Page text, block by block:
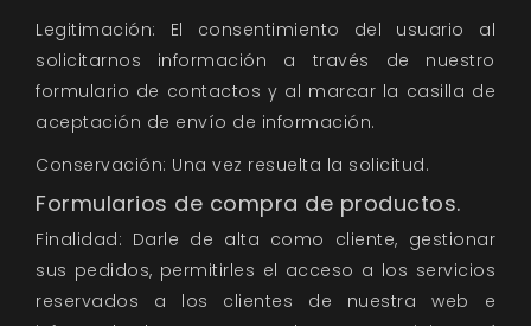
Legitimación: El consentimiento del usuario al
solicitarnos información a través de nuestro
formulario de contactos y al marcar la casilla de
aceptación de envío de información.
Conservación: Una vez resuelta la solicitud.
Formularios de compra de productos.
Finalidad: Darle de alta como cliente, gestionar
sus pedidos, permitirles el acceso a los servicios
reservados a los clientes de nuestra web e